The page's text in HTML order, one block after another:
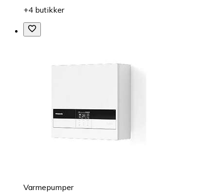
+4 butikker
Varmepumper